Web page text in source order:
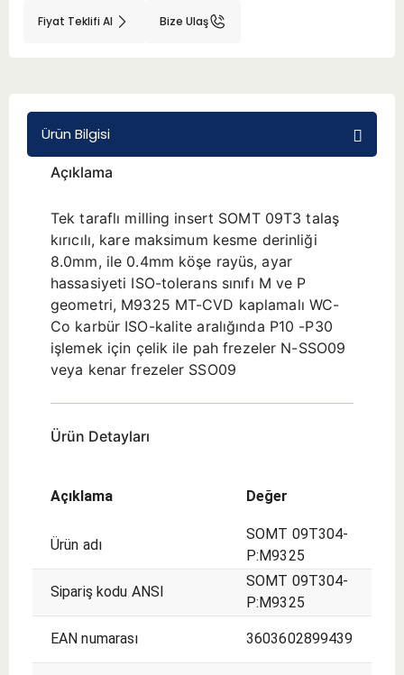
Fiyat Teklifi Al Bize Ulaş
Ürün Bilgisi
Açıklama
Tek taraflı milling insert SOMT 09T3 talaş
kırıcılı, kare maksimum kesme derinliği
8.0mm, ile 0.4mm köşe rayüs, ayar
hassasiyeti ISO-tolerans sınıfı M ve P
geometri, M9325 MT-CVD kaplamalı WC-
Co karbür ISO-kalite aralığında P10 -P30
işlemek için çelik ile pah frezeler N-SSO09
veya kenar frezeler SSO09
Ürün Detayları
Açıklama Değer
Ürün adı
SOMT 09T304-
P:M9325
Sipariş kodu ANSI
SOMT 09T304-
P:M9325
EAN numarası 3603602899439